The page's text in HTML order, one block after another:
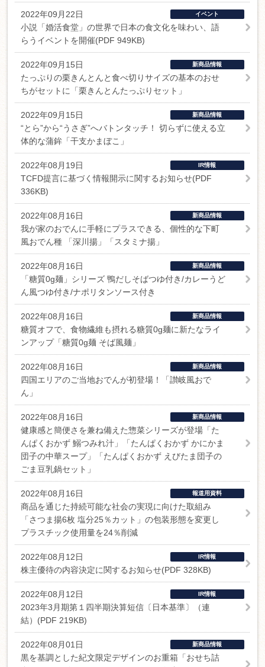
2022年09月22日 イベント
小説「婚活食堂」の世界で日本の食文化を味わい、語
らうイベントを開催(PDF 949KB)
2022年09月15日 新商品情報
たっぷりの栗きんとんと食べ切りサイズの基本のおせ
ちがセットに「栗きんとんたっぷりセット」
2022年09月15日 新商品情報
“とら”から“うさぎ”へバトンタッチ！ 切らずに使える立
体的な蒲鉾「干支かまぼこ」
2022年08月19日 IR情報
TCFD提言に基づく情報開示に関するお知らせ(PDF
336KB)
2022年08月16日 新商品情報
我が家のおでんに手軽にプラスできる、個性的な下町
風おでん種 「深川揚」「スタミナ揚」
2022年08月16日 新商品情報
「糖質0g麺」シリーズ 鴨だしそばつゆ付き/カレーうど
ん風つゆ付き/ナポリタンソース付き
2022年08月16日 新商品情報
糖質オフで、食物繊維も摂れる糖質0g麺に新たなライ
ンアップ「糖質0g麺 そば風麺」
2022年08月16日 新商品情報
四国エリアのご当地おでんが初登場！「讃岐風おで
ん」
2022年08月16日 新商品情報
健康感と簡便さを兼ね備えた惣菜シリーズが登場「た
んぱくおかず 鰯つみれ汁」「たんぱくおかず かにかま
団子の中華スープ」「たんぱくおかず えびたま団子の
ごま豆乳鍋セット」
2022年08月16日 報道用資料
商品を通じた持続可能な社会の実現に向けた取組み
「さつま揚6枚 塩分25％カット」の包装形態を変更し
プラスチック使用量を24％削減
2022年08月12日 IR情報
株主優待の内容決定に関するお知らせ(PDF 328KB)
2022年08月12日 IR情報
2023年3月期第１四半期決算短信〔日本基準〕（連
結）(PDF 219KB)
2022年08月01日 新商品情報
黒を基調とした紀文限定デザインのお重箱「おせち詰